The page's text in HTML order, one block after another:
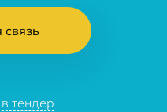
тендер